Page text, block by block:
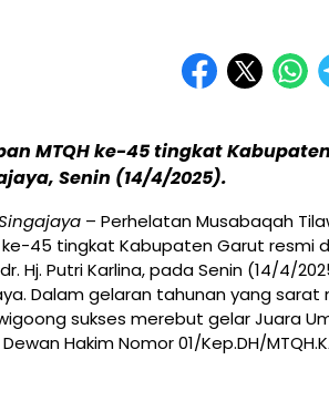
MTQH ke-45 tingkat
Senin (14/4/2025).
– Perhelatan Musabaqah
ke-45 tingkat Kabupaten Garut resmi
Hj. Putri Karlina, pada Senin (14/4/
Dalam gelaran tahunan yang sarat
sukses merebut gelar Juara
Hakim Nomor 01/Kep.DH/